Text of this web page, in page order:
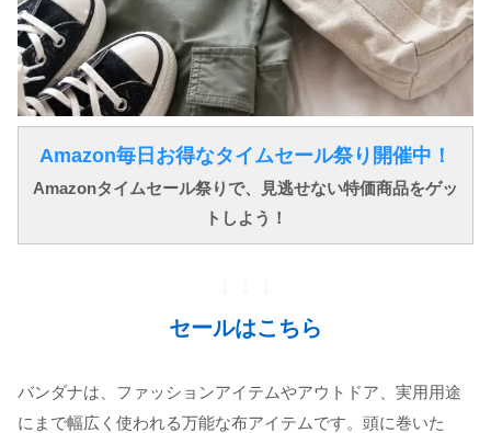
Amazon毎日お得なタイムセール祭り開催中！
Amazonタイムセール祭りで、見逃せない特価商品をゲッ
トしよう！
セールはこちら
バンダナは、ファッションアイテムやアウトドア、実用用途
にまで幅広く使われる万能な布アイテムです。頭に巻いた